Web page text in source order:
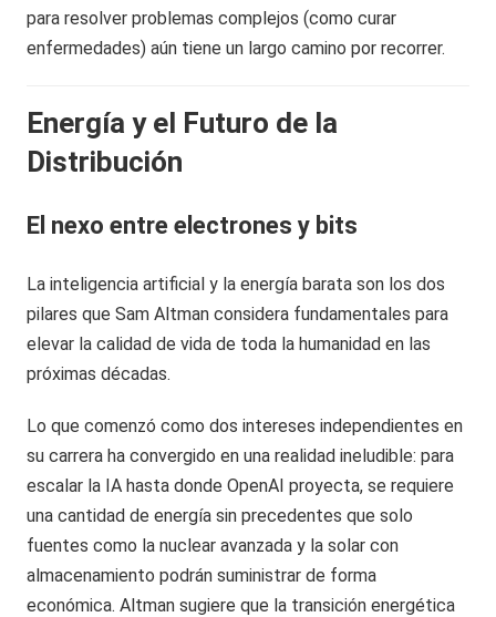
para resolver problemas complejos (como curar
enfermedades) aún tiene un largo camino por recorrer.
Energía y el Futuro de la
Distribución
El nexo entre electrones y bits
La inteligencia artificial y la energía barata son los dos
pilares que Sam Altman considera fundamentales para
elevar la calidad de vida de toda la humanidad en las
próximas décadas.
Lo que comenzó como dos intereses independientes en
su carrera ha convergido en una realidad ineludible: para
escalar la IA hasta donde OpenAI proyecta, se requiere
una cantidad de energía sin precedentes que solo
fuentes como la nuclear avanzada y la solar con
almacenamiento podrán suministrar de forma
económica. Altman sugiere que la transición energética